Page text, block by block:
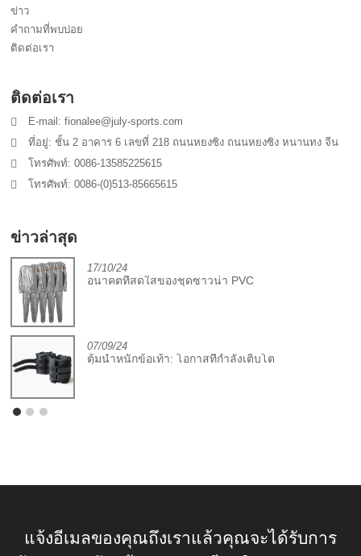
ข่าว
คำถามที่พบบ่อย
ติดต่อเรา
ติดต่อเรา
E-mail: fionalee@july-sports.com
ที่อยู่: ชั้น 2 อาคาร 6 เลขที่ 218 ถนนหยงซิง ถนนหยงซิง หนานทง จีน
โทรศัพท์: 0086-13585225615
โทรศัพท์: 0086-(0)513-85665615
ข่าวล่าสุด
17/10/24
อนาคตที่สดใสของชุดซาวน่า PVC
07/09/24
ตุ้มน้ำหนักข้อเท้า: โอกาสที่กำลังเติบโต
แจ้งอีเมลของคุณถึงเราแล้วคุณจะได้รับการ